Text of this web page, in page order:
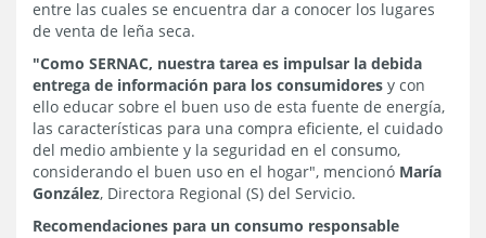
entre las cuales se encuentra dar a conocer los lugares
de venta de leña seca.
"Como SERNAC, nuestra tarea es impulsar la debida
entrega de información para los consumidores y con
ello educar sobre el buen uso de esta fuente de energía,
las características para una compra eficiente, el cuidado
del medio ambiente y la seguridad en el consumo,
considerando el buen uso en el hogar", mencionó María
González, Directora Regional (S) del Servicio.
Recomendaciones para un consumo responsable